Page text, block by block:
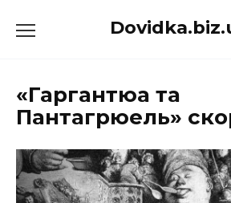
до
«Гаргантюа та
Пантагрюель»